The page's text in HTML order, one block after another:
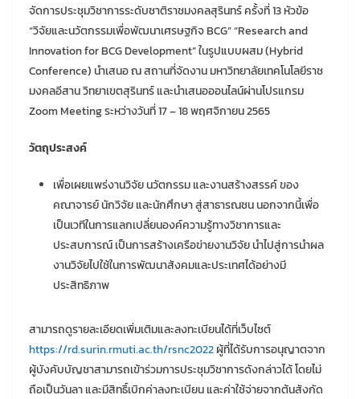
จัดการประชุมวิชาการระดับชาติราชมงคลสุรินทร์ ครั้งที่ 13 หัวข้อ
“วิจัยและนวัตกรรมเพื่อพัฒนาเศรษฐกิจ BCG” “Research and
Innovation for BCG Development” ในรูปแบบผสม (Hybrid
Conference) นำเสนอ ณ สถานที่จัดงาน มหาวิทยาลัยเทคโนโลยีราช
มงคลอีสาน วิทยาเขตสุรินทร์ และนำเสนอออนไลน์ผ่านโปรแกรม
Zoom Meeting ระหว่างวันที่ 17 – 18 พฤศจิกายน 2565
วัตถุประสงค์
เพื่อเผยแพร่งานวิจัย นวัตกรรม และงานสร้างสรรค์ ของ
คณาจารย์ นักวิจัย และนักศึกษา สู่สาธารณชน นอกจากนี้เพื่อ
เป็นเวทีในการแลกเปลี่ยนองค์ความรู้ทางวิชาการและ
ประสบการณ์ เป็นการสร้างเครือข่ายงานวิจัย นำไปสู่การนำผล
งานวิจัยไปใช้ในการพัฒนาสังคมและประเทศได้อย่างมี
ประสิทธิภาพ
สามารถดูรายละเอียดเพิ่มเติมและลงทะเบียนได้ที่เว็บไซต์
https://rd.surin.rmuti.ac.th/rsnc2022ผู้ที่ได้รับการอนุญาตจาก
ผู้บังคับบัญชาสามารถเข้าร่วมการประชุมวิชาการดังกล่าวได้ โดยไม่
ถือเป็นวันลา และมีสิทธิ์เบิกค่าลงทะเบียน และค่าใช้จ่ายจากต้นสังกัด